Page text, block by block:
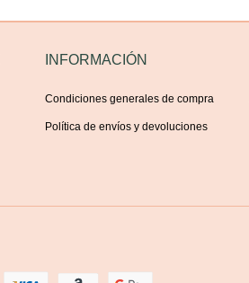
INFORMACIÓN
Condiciones generales de compra
Política de envíos y devoluciones